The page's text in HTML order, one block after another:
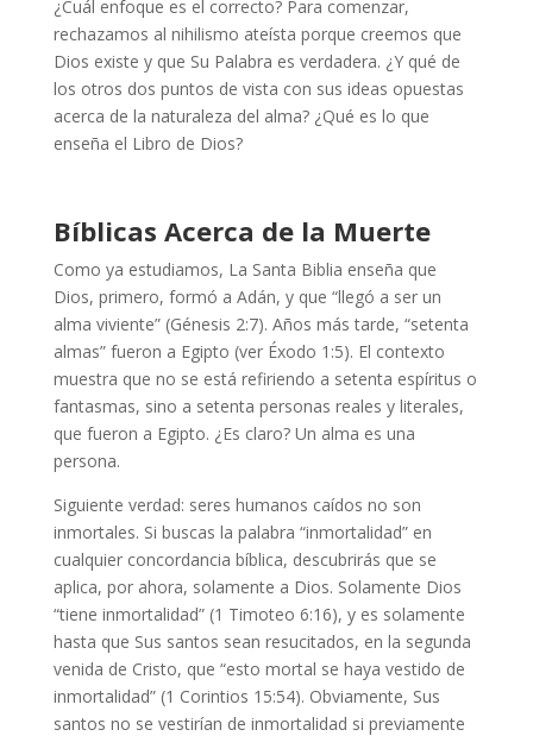
¿Cuál enfoque es el correcto? Para comenzar,
rechazamos al nihilismo ateísta porque creemos que
Dios existe y que Su Palabra es verdadera. ¿Y qué de
los otros dos puntos de vista con sus ideas opuestas
acerca de la naturaleza del alma? ¿Qué es lo que
enseña el Libro de Dios?
Bíblicas Acerca de la Muerte
Como ya estudiamos, La Santa Biblia enseña que
Dios, primero, formó a Adán, y que “llegó a ser un
alma viviente” (Génesis 2:7). Años más tarde, “setenta
almas” fueron a Egipto (ver Éxodo 1:5). El contexto
muestra que no se está refiriendo a setenta espíritus o
fantasmas, sino a setenta personas reales y literales,
que fueron a Egipto. ¿Es claro? Un alma es una
persona.
Siguiente verdad: seres humanos caídos no son
inmortales. Si buscas la palabra “inmortalidad” en
cualquier concordancia bíblica, descubrirás que se
aplica, por ahora, solamente a Dios. Solamente Dios
“tiene inmortalidad” (1 Timoteo 6:16), y es solamente
hasta que Sus santos sean resucitados, en la segunda
venida de Cristo, que “esto mortal se haya vestido de
inmortalidad” (1 Corintios 15:54). Obviamente, Sus
santos no se vestirían de inmortalidad si previamente